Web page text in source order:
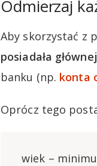
Odmierzaj
Aby skorzystać z
posiadała
banku (np. konta
Oprócz tego
wiek –